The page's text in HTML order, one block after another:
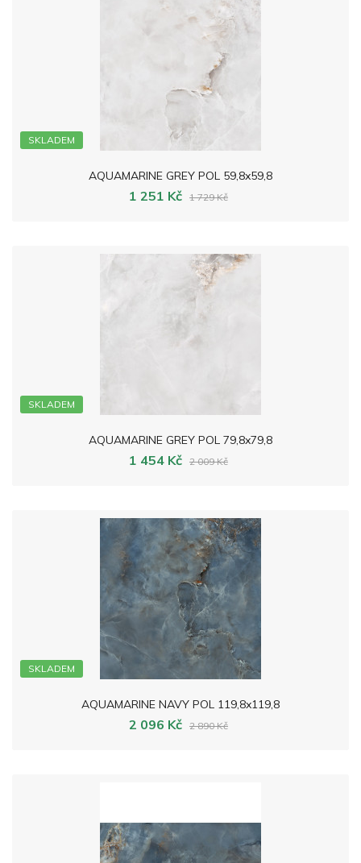
SKLADEM
AQUAMARINE GREY POL 59,8x59,8
1 251 Kč 1 729 Kč
SKLADEM
AQUAMARINE GREY POL 79,8x79,8
1 454 Kč 2 009 Kč
SKLADEM
AQUAMARINE NAVY POL 119,8x119,8
2 096 Kč 2 890 Kč